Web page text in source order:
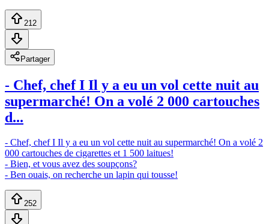
212
Partager
- Chef, chef I Il y a eu un vol cette nuit au
supermarché! On a volé 2 000 cartouches
d...
- Chef, chef I Il y a eu un vol cette nuit au supermarché! On a volé 2
000 cartouches de cigarettes et 1 500 laitues!
- Bien, et vous avez des soupçons?
- Ben ouais, on recherche un lapin qui tousse!
252